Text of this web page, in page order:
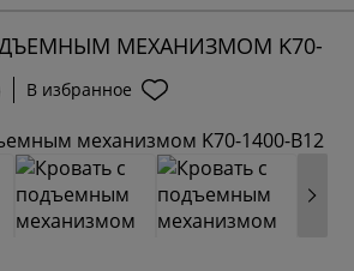
МЕХАНИЗМОМ K70-
В избранное